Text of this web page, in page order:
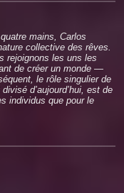
mains, Carlos
collective des rêves.
rejoignons les uns les
de créer un monde —
le rôle singulier de
d’aujourd’hui, est de
individus que pour le